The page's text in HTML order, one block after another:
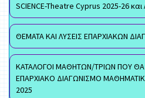
SCIENCE-Theatre Cyprus 2025-26
ΘΕΜΑΤΑ ΚΑΙ ΛΥΣΕΙΣ ΕΠΑΡΧΙΑΚΩΝ
ΚΑΤΑΛΟΓΟΙ ΜΑΘΗΤΩΝ/ΤΡΙΩΝ ΠΟΥ
ΕΠΑΡΧΙΑΚΟ ΔΙΑΓΩΝΙΣΜΟ
2025